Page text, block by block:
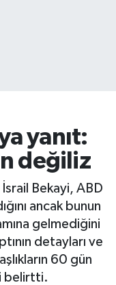
yanıt:
değiliz
İsrail Bekayi, ABD
ancak bunun
gelmediğini
detayları ve
60 gün
belirtti.